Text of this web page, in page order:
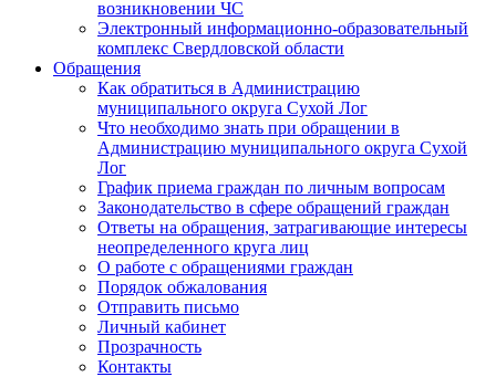
возникновении ЧС
Электронный информационно-образовательный
комплекс Свердловской области
Обращения
Как обратиться в Администрацию
муниципального округа Сухой Лог
Что необходимо знать при обращении в
Администрацию муниципального округа Сухой
Лог
График приема граждан по личным вопросам
Законодательство в сфере обращений граждан
Ответы на обращения, затрагивающие интересы
неопределенного круга лиц
О работе с обращениями граждан
Порядок обжалования
Отправить письмо
Личный кабинет
Прозрачность
Контакты